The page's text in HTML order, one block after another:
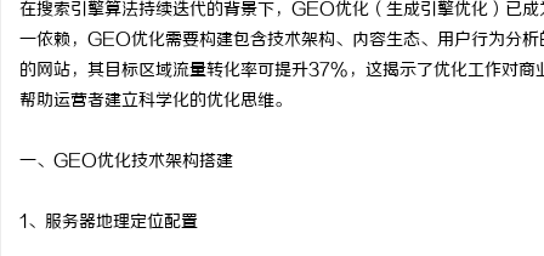
在搜索引擎算法持续迭代的背景下，GEO优化（生成引擎优化）已
一依赖，GEO优化需要构建包含技术架构、内容生态、用户行为分
的网站，其目标区域流量转化率可提升37%，这揭示了优化工作对
帮助运营者建立科学化的优化思维。
一、GEO优化技术架构搭建
1、服务器地理定位配置